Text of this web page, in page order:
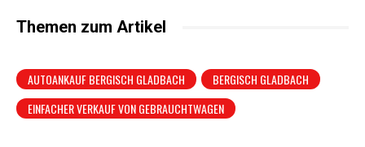
Themen zum Artikel
AUTOANKAUF BERGISCH GLADBACH
BERGISCH GLADBACH
EINFACHER VERKAUF VON GEBRAUCHTWAGEN